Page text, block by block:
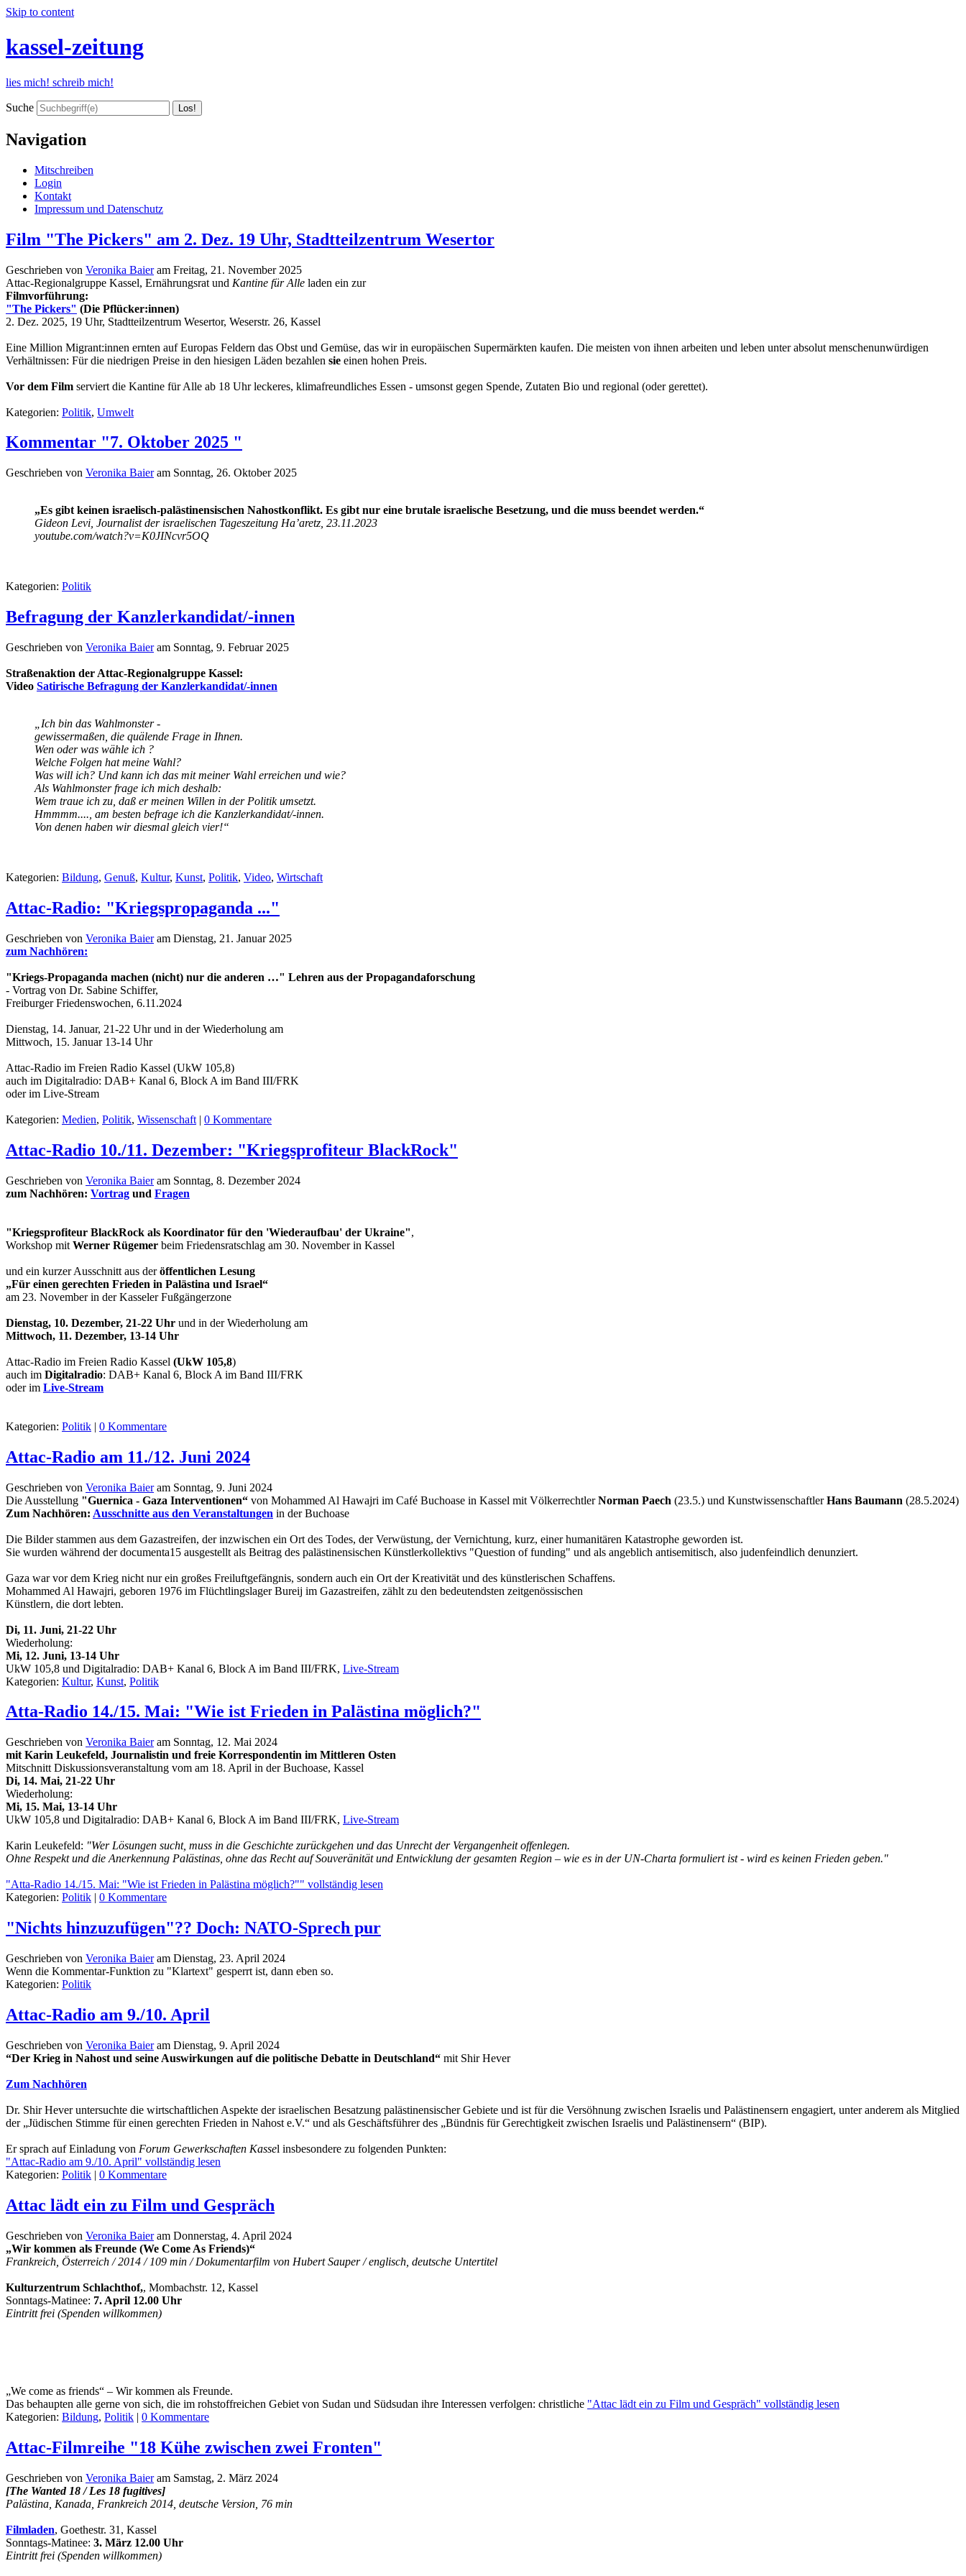
Skip to content
kassel-zeitung
lies mich! schreib mich!
Suche
Navigation
Mitschreiben
Login
Kontakt
Impressum und Datenschutz
Film "The Pickers" am 2. Dez. 19 Uhr, Stadtteilzentrum Wesertor
Geschrieben von Veronika Baieram Freitag, 21. November 2025
Attac-Regionalgruppe Kassel, Ernährungsrat und Kantine für Alle laden ein zur
Filmvorführung:
"The Pickers" (Die Pflücker:innen)
2. Dez. 2025, 19 Uhr, Stadtteilzentrum Wesertor, Weserstr. 26, Kassel
Eine Million Migrant:innen ernten auf Europas Feldern das Obst und Gemüse, das wir in europäischen Supermärkten kaufen. Die meisten von ihnen arbeiten und leben unter absolut menschenunwürdigen
Verhältnissen: Für die niedrigen Preise in den hiesigen Läden bezahlen sie einen hohen Preis.
Vor dem Film serviert die Kantine für Alle ab 18 Uhr leckeres, klimafreundliches Essen - umsonst gegen Spende, Zutaten Bio und regional (oder gerettet).
Kategorien: Politik, Umwelt
Kommentar "7. Oktober 2025 "
Geschrieben von Veronika Baieram Sonntag, 26. Oktober 2025
„Es gibt keinen israelisch-palästinensischen Nahostkonflikt. Es gibt nur eine brutale israelische Besetzung, und die muss beendet werden.“
Gideon Levi, Journalist der israelischen Tageszeitung Ha’aretz, 23.11.2023
youtube.com/watch?v=K0JINcvr5OQ
Kategorien: Politik
Befragung der Kanzlerkandidat/-innen
Geschrieben von Veronika Baieram Sonntag, 9. Februar 2025
Straßenaktion der Attac-Regionalgruppe Kassel:
Video Satirische Befragung der Kanzlerkandidat/-innen
„Ich bin das Wahlmonster -
gewissermaßen, die quälende Frage in Ihnen.
Wen oder was wähle ich ?
Welche Folgen hat meine Wahl?
Was will ich? Und kann ich das mit meiner Wahl erreichen und wie?
Als Wahlmonster frage ich mich deshalb:
Wem traue ich zu, daß er meinen Willen in der Politik umsetzt.
Hmmmm...., am besten befrage ich die Kanzlerkandidat/-innen.
Von denen haben wir diesmal gleich vier!“
Kategorien: Bildung, Genuß, Kultur, Kunst, Politik, Video, Wirtschaft
Attac-Radio: "Kriegspropaganda ..."
Geschrieben von Veronika Baieram Dienstag, 21. Januar 2025
zum Nachhören:
"Kriegs-Propaganda machen (nicht) nur die anderen …" Lehren aus der Propagandaforschung
- Vortrag von Dr. Sabine Schiffer,
Freiburger Friedenswochen, 6.11.2024
Dienstag, 14. Januar, 21-22 Uhr und in der Wiederholung am
Mittwoch, 15. Januar 13-14 Uhr
Attac-Radio im Freien Radio Kassel (UkW 105,8)
auch im Digitalradio: DAB+ Kanal 6, Block A im Band III/FRK
oder im Live-Stream
Kategorien: Medien, Politik, Wissenschaft | 0 Kommentare
Attac-Radio 10./11. Dezember: "Kriegsprofiteur BlackRock"
Geschrieben von Veronika Baieram Sonntag, 8. Dezember 2024
zum Nachhören: Vortrag und Fragen
"Kriegsprofiteur BlackRock als Koordinator für den 'Wiederaufbau' der Ukraine",
Workshop mit Werner Rügemer beim Friedensratschlag am 30. November in Kassel
und ein kurzer Ausschnitt aus deröffentlichen Lesung
„Für einen gerechten Frieden in Palästina und Israel“
am 23. November in der Kasseler Fußgängerzone
Dienstag, 10. Dezember, 21-22 Uhr und in der Wiederholung am
Mittwoch, 11. Dezember, 13-14 Uhr
Attac-Radio im Freien Radio Kassel (UkW 105,8)
auch im Digitalradio: DAB+ Kanal 6, Block A im Band III/FRK
oder im Live-Stream
Kategorien: Politik | 0 Kommentare
Attac-Radio am 11./12. Juni 2024
Geschrieben von Veronika Baieram Sonntag, 9. Juni 2024
Die Ausstellung "Guernica - Gaza Interventionen“ von Mohammed Al Hawajri im Café Buchoase in Kassel mit VölkerrechtlerNorman Paech (23.5.) und KunstwissenschaftlerHans Baumann (28.5.2024)
Zum Nachhören: Ausschnitte aus den Veranstaltungen in der Buchoase
Die Bilder stammen aus dem Gazastreifen, der inzwischen ein Ort des Todes, der Verwüstung, der Vernichtung, kurz, einer humanitären Katastrophe geworden ist.
Sie wurden während der documenta15 ausgestellt als Beitrag des palästinensischen Künstlerkollektivs "Question of funding" und als angeblich antisemitisch, also judenfeindlich denunziert.
Gaza war vor dem Krieg nicht nur ein großes Freiluftgefängnis, sondern auch ein Ort der Kreativität und des künstlerischen Schaffens.
Mohammed Al Hawajri, geboren 1976 im Flüchtlingslager Bureij im Gazastreifen, zählt zu den bedeutendsten zeitgenössischen
Künstlern, die dort lebten.
Di, 11. Juni, 21-22 Uhr
Wiederholung:
Mi, 12. Juni, 13-14 Uhr
UkW 105,8 und Digitalradio: DAB+ Kanal 6, Block A im Band III/FRK, Live-Stream
Kategorien: Kultur, Kunst, Politik
Atta-Radio 14./15. Mai: "Wie ist Frieden in Palästina möglich?"
Geschrieben von Veronika Baieram Sonntag, 12. Mai 2024
mit Karin Leukefeld, Journalistin und freie Korrespondentin im Mittleren Osten
Mitschnitt Diskussionsveranstaltung vom am 18. April in der Buchoase, Kassel
Di, 14. Mai, 21-22 Uhr
Wiederholung:
Mi, 15. Mai, 13-14 Uhr
UkW 105,8 und Digitalradio: DAB+ Kanal 6, Block A im Band III/FRK, Live-Stream
Karin Leukefeld: "Wer Lösungen sucht, muss in die Geschichte zurückgehen und das Unrecht der Vergangenheit offenlegen.
Ohne Respekt und die Anerkennung Palästinas, ohne das Recht auf Souveränität und Entwicklung der gesamten Region – wie es in der UN-Charta formuliert ist - wird es keinen Frieden geben."
"Atta-Radio 14./15. Mai: "Wie ist Frieden in Palästina möglich?"" vollständig lesen
Kategorien: Politik | 0 Kommentare
"Nichts hinzuzufügen"?? Doch: NATO-Sprech pur
Geschrieben von Veronika Baieram Dienstag, 23. April 2024
Wenn die Kommentar-Funktion zu "Klartext" gesperrt ist, dann eben so.
Kategorien: Politik
Attac-Radio am 9./10. April
Geschrieben von Veronika Baieram Dienstag, 9. April 2024
“Der Krieg in Nahost und seine Auswirkungen auf die politische Debatte in Deutschland“ mit Shir Hever
Zum Nachhören
Dr. Shir Hever untersuchte die wirtschaftlichen Aspekte der israelischen Besatzung palästinensischer Gebiete und ist für die Versöhnung zwischen Israelis und Palästinensern engagiert, unter anderem als Mitglied
der „Jüdischen Stimme für einen gerechten Frieden in Nahost e.V.“ und als Geschäftsführer des „Bündnis für Gerechtigkeit zwischen Israelis und Palästinensern“ (BIP).
Er sprach auf Einladung von Forum Gewerkschaften Kassel insbesondere zu folgenden Punkten:
"Attac-Radio am 9./10. April" vollständig lesen
Kategorien: Politik | 0 Kommentare
Attac lädt ein zu Film und Gespräch
Geschrieben von Veronika Baieram Donnerstag, 4. April 2024
„Wir kommen als Freunde (We Come As Friends)“
Frankreich, Österreich / 2014 / 109 min / Dokumentarfilm von Hubert Sauper / englisch, deutsche Untertitel
Kulturzentrum Schlachthof,, Mombachstr. 12, Kassel
Sonntags-Matinee: 7. April 12.00 Uhr
Eintritt frei (Spenden willkommen)
„We come as friends“ – Wir kommen als Freunde.
Das behaupten alle gerne von sich, die im rohstoffreichen Gebiet von Sudan und Süd­sudan ihre Interessen verfolgen: christliche "Attac lädt ein zu Film und Gespräch" vollständig lesen
Kategorien: Bildung, Politik | 0 Kommentare
Attac-Filmreihe "18 Kühe zwischen zwei Fronten"
Geschrieben von Veronika Baieram Samstag, 2. März 2024
[The Wanted 18 / Les 18 fugitives]
Palästina, Kanada, Frankreich 2014, deutsche Version, 76 min
Filmladen, Goethestr. 31, Kassel
Sonntags-Matinee: 3. März 12.00 Uhr
Eintritt frei (Spenden willkommen)